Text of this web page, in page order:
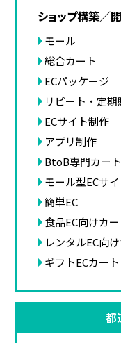
ショップ構築／
モール
総合カート
ECパッケージ
リピート・定
ECサイト制作
アプリ制作
BtoB専門カート
モール型ECサ
簡単EC
食品EC向けカ
レンタルEC向
ギフトECカート
都